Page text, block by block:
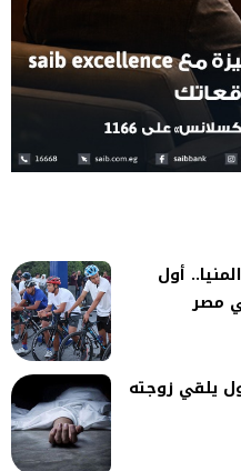
أول
مصر
يلقي زوجته